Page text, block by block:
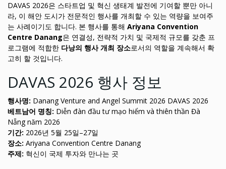
DAVAS 2026은 스타트업 및 혁신 생태계 발전에 기여할 뿐만 아니
라, 이 해안 도시가 전문적인 행사를 개최할 수 있는 역량을 보여주
는 사례이기도 합니다. 본 행사를 통해 Ariyana Convention
Centre Danang은 연결성, 전략적 가치 및 국제적 규모를 갖춘 프
로그램에 적합한 다낭의 행사 개최 장소로서의 역할을 계속해서 확
고히 할 것입니다.
DAVAS 2026 행사 정보
행사명: Danang Venture and Angel Summit 2026 DAVAS 2026
베트남어 명칭: Diễn đàn đầu tư mạo hiểm và thiên thần Đà
Nẵng năm 2026
기간: 2026년 5월 25일–27일
장소: Ariyana Convention Centre Danang
주제: 혁신이 국제 투자와 만나는 곳